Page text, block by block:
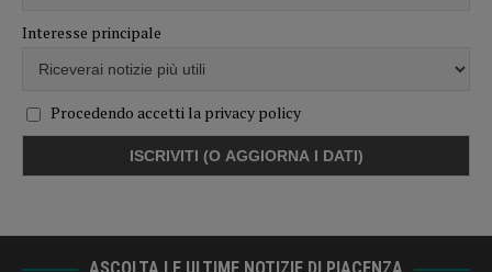
Interesse principale
Procedendo accetti la privacy policy